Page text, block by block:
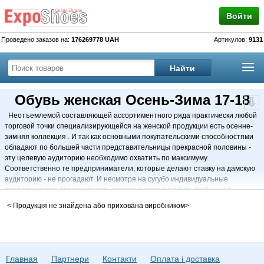
Войти
Проведено заказов на: 176269778 UAH Артикулов: 9131
Обувь женская Осень-Зима 17-18
Неотъемлемой составляющей ассортиментного ряда практически любой
торговой точки специализирующейся на женской продукции есть осенне-
зимняя коллекция . И так как основными покупательскими способностями
обладают по большей части представительницы прекрасной половины -
эту целевую аудиторию необходимо охватить по максимуму.
Соответственно те предприниматели, которые делают ставку на дамскую
аудиторию - не прогадают. И несмотря на сугубо индивидуальные
стилистические предпочтения, хорошая кожаная обувь особенно в
осенне-зимний период нужна каждой женщине. Для них вполне нормально
и даже увлекательно часами искать красивенькие ботильоны, высокие
< Продукція не знайдена або прихована виробником>
Главная Партнери Контакти Оплата і доставка